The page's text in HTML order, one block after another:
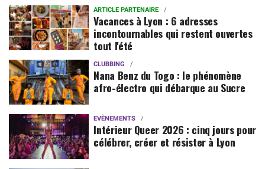
ARTICLE PARTENAIRE
Vacances à Lyon : 6 adresses
incontournables qui restent ouvertes
tout l'été
CLUBBING
Nana Benz du Togo : le phénomène
afro-électro qui débarque au Sucre
EVÈNEMENTS
Intérieur Queer 2026 : cinq jours pour
célébrer, créer et résister à Lyon